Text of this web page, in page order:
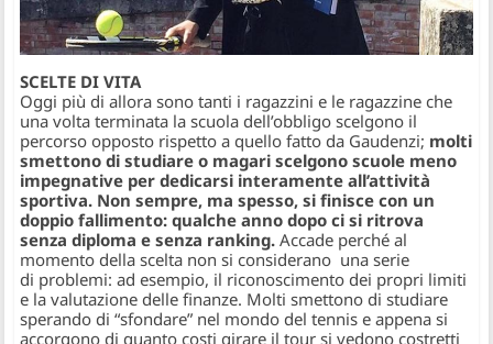
SCELTE DI VITA
Oggi più di allora sono tanti i ragazzini e le ragazzine che
una volta terminata la scuola dell’obbligo scelgono il
percorso opposto rispetto a quello fatto da Gaudenzi; molti
smettono di studiare o magari scelgono scuole meno
impegnative per dedicarsi interamente all’attività
sportiva. Non sempre, ma spesso, si finisce con un
doppio fallimento: qualche anno dopo ci si ritrova
senza diploma e senza ranking.Accade perché al
momento della scelta non si considerano una serie
di problemi: ad esempio, il riconoscimento dei propri limiti
e la valutazione delle finanze. Molti smettono di studiare
sperando di “sfondare” nel mondo del tennis e appena si
accorgono di quanto costi girare il tour si vedono costretti